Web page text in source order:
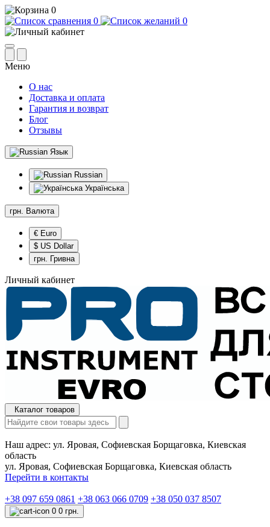
0
0
0
Меню
О нас
Доставка и оплата
Гарантия и возврат
Блог
Отзывы
Язык
Russian
Українська
грн. Валюта
€ Euro
$ US Dollar
грн. Гривна
Личный кабинет
Каталог товаров
Наш адрес: ул. Яровая, Софиевская Борщаговка, Киевская
область
ул. Яровая, Софиевская Борщаговка, Киевская область
Перейти в контакты
+38 097 659 0861 +38 063 066 0709 +38 050 037 8507
0 0 грн.